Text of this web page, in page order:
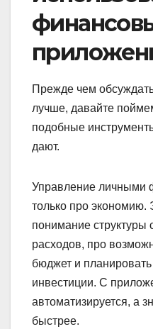
Прежде чем
лучше, давайте
подобные
дают.
Управление личными
только про экономию.
понимание структуры
расходов, про
бюджет и
инвестиции. С
автоматизируется, а
быстрее.